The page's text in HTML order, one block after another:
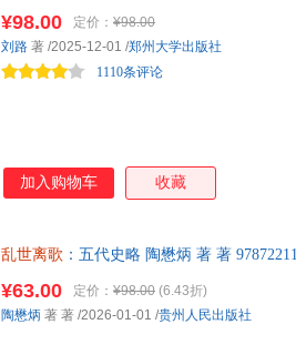
读五代十国末期至宋初的历史。布面刷边
¥98.00 定价： ¥98.00
1110条评论
刘路 著 /2025-12-01 /郑州大学出版社
加入购物车 收藏
乱世离歌 ：五代史略 陶懋炳 著 著
¥63.00 定价： ¥98.00 (6.43折)
陶懋炳 著 著 /2026-01-01 /贵州人民出版社